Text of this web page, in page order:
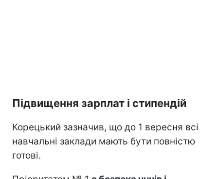
Підвищення зарплат і стипендій
Корецький зазначив, що до 1 вересня всі
навчальні заклади мають бути повністю
готові.